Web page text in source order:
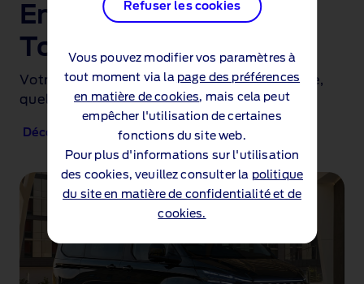
En savoir plus sur le
Tourneo
Custom
Votre passeport pour le plaisir et l'aventure,
quel que soit votre trajet.
Découvrez le Tourneo Custom
Refuser les cookies
Vous pouvez modifier vos paramètres à
tout moment via la page des préférences
en matière de cookies, mais cela peut
empêcher l'utilisation de certaines
fonctions du site web.
Pour plus d'informations sur l'utilisation
des cookies, veuillez consulter la politique
du site en matière de confidentialité et de
cookies.